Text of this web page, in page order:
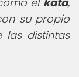
su propio
las distintas